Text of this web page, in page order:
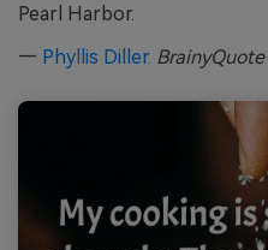
Pearl Harbor.
— Phyllis Diller. BrainyQuote